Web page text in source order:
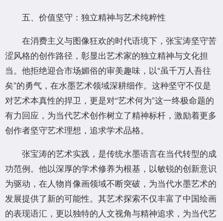
五、价值坚守：独立精神与艺术纯粹性
在消费主义与图像狂欢的时代语境下，张宝涛坚守苦
涩风格的创作路径，彰显出艺术家的独立精神与文化担
当。他拒绝迎合市场媚俗的审美趣味，以“虽千万人吾往
矣”的勇气，在水墨艺术领域深耕细作。这种坚守不仅是
对艺术本真性的捍卫，更是对“艺术何为”这一终极命题的
有力回应，为当代艺术创作树立了精神标杆，激励着更多
创作者坚守艺术理想，追求学术品格。
张宝涛的艺术实践，是传统水墨语言在当代转型的成
功范例。他以深厚的学术修养为根基，以敏锐的创新意识
为驱动，在人物肖像画领域不断突破，为当代水墨艺术的
发展提供了新的可能性。其艺术探索不仅丰富了中国绘画
的表现语汇，更以独特的人文视角与精神追求，为当代艺